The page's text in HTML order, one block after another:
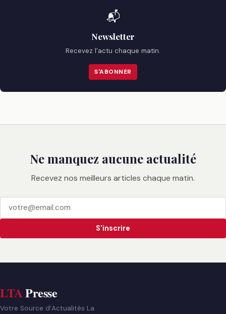
📬
Newsletter
Recevez l'actu chaque matin.
S'ABONNER
Ne manquez aucune actualité
Recevez nos meilleurs articles chaque matin.
S'inscrire
LTAPresse
Votre Source d’Actualités La